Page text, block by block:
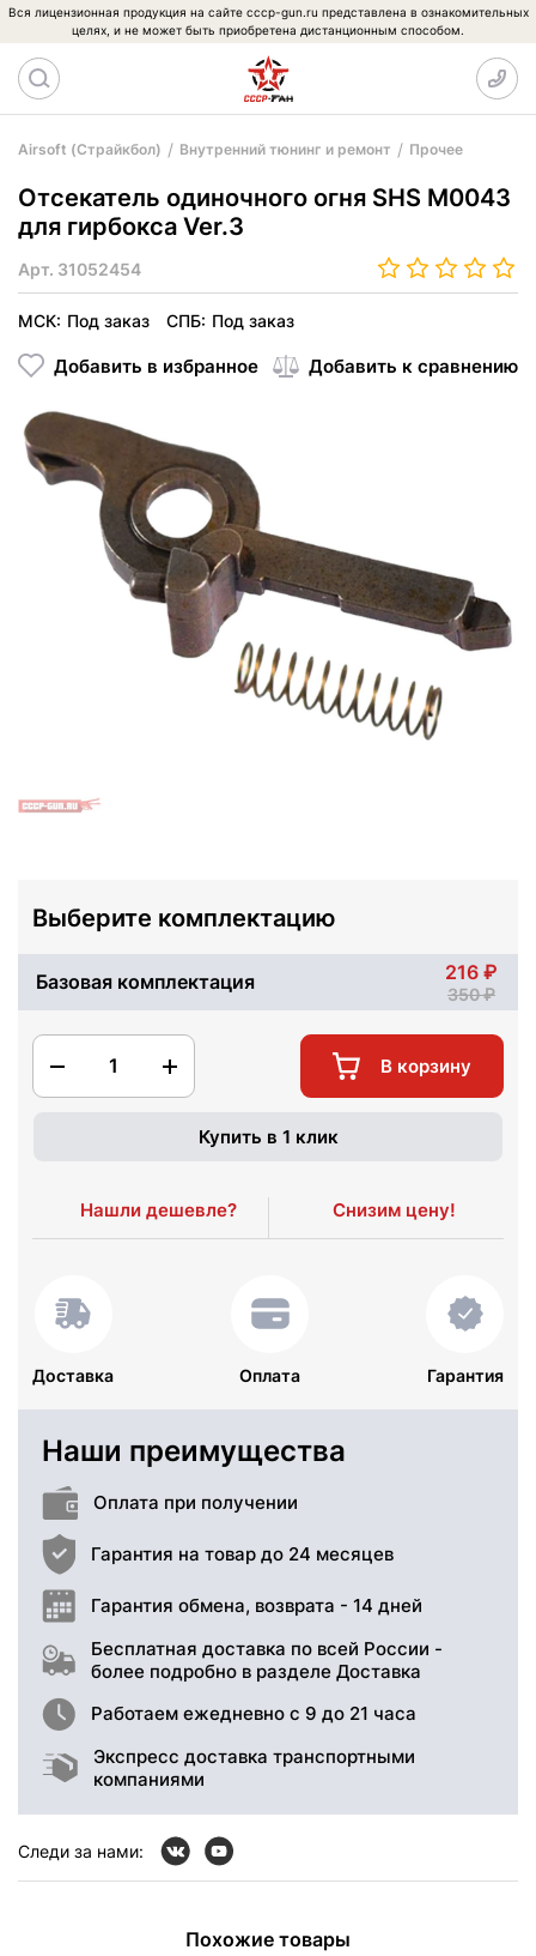
Вся лицензионная продукция на сайте cccp-gun.ru представлена в ознакомительных
целях, и не может быть приобретена дистанционным способом.
Airsoft (Страйкбол) Внутренний тюнинг и ремонт Прочее
Отсекатель одиночного огня SHS M0043
для гирбокса Ver.3
Арт. 31052454
МСК: Под заказ СПБ: Под заказ
Добавить в избранное Добавить к сравнению
Выберите комплектацию
Базовая комплектация 216
350
1 В корзину
Купить в 1 клик
Нашли дешевле? Снизим цену!
Доставка Оплата Гарантия
Наши преимущества
Оплата при получении
Гарантия на товар до 24 месяцев
Гарантия обмена, возврата - 14 дней
Бесплатная доставка по всей России -
более подробно в разделе Доставка
Работаем ежедневно с 9 до 21 часа
Экспресс доставка транспортными
компаниями
Следи за нами:
Похожие товары